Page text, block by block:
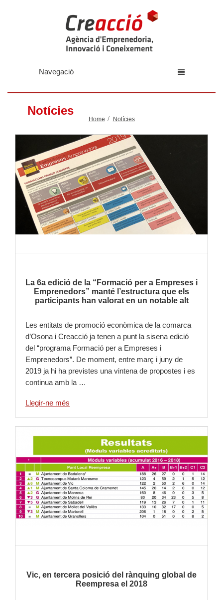
Navegació
Notícies
Home Notícies
Llegir-ne més
La 6a edició de la “Formació per a Empreses i
Emprenedors” manté l’estructura que els
participants han valorat en un notable alt
Les entitats de promoció econòmica de la comarca
d’Osona i Creacció ja tenen a punt la sisena edició
del “programa Formació per a Empreses i
Emprenedors”. De moment, entre març i juny de
2019 ja hi ha previstes una vintena de propostes i es
continua amb la …
Llegir-ne més
Llegir-ne més
Vic, en tercera posició del rànquing global de
Reempresa el 2018